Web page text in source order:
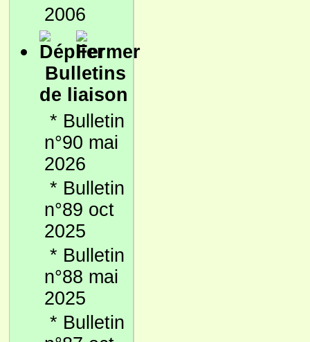
2006
Bulletins
de liaison
* Bulletin
n°90 mai
2026
* Bulletin
n°89 oct
2025
* Bulletin
n°88 mai
2025
* Bulletin